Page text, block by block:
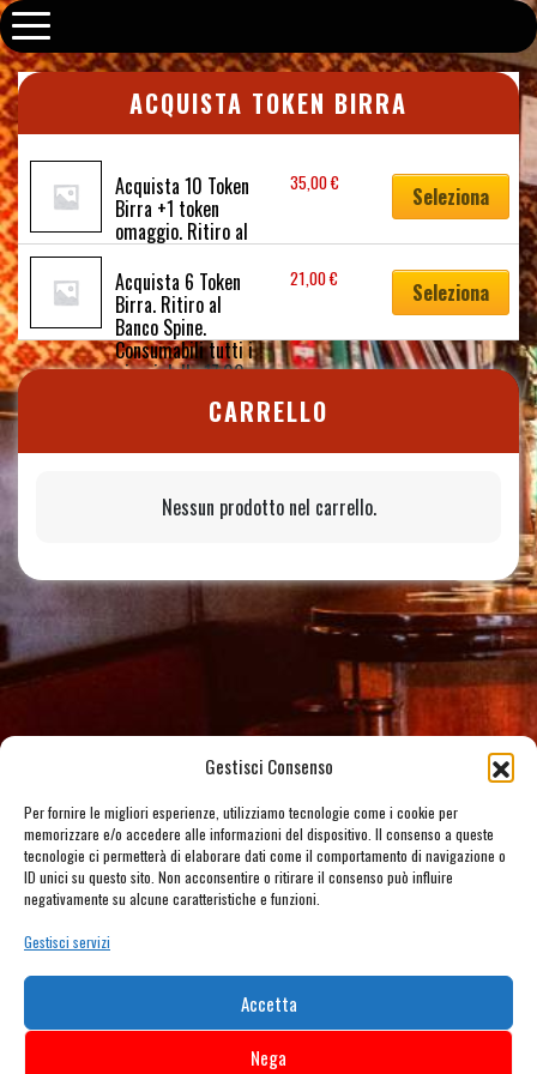
Gestisci Consenso
Per fornire le migliori esperienze, utilizziamo tecnologie come i cookie per
memorizzare e/o accedere alle informazioni del dispositivo. Il consenso a queste
tecnologie ci permetterà di elaborare dati come il comportamento di navigazione o
ID unici su questo sito. Non acconsentire o ritirare il consenso può influire
negativamente su alcune caratteristiche e funzioni.
Gestisci servizi
Accetta
Nega
Old Fox Pub
ACQUISTA TOKEN BIRRA
Acquista 10 Token
Birra +1 token
omaggio. Ritiro al
tutti i giorni dalle
17.00 alle 20.00
35,00€ Seleziona
Acquista 6 Token
Birra. Ritiro al
Banco Spine.
Consumabili tutti i
giorni dalle 17.00
21,00€ Seleziona
CARRELLO
Nessun prodotto nel carrello.